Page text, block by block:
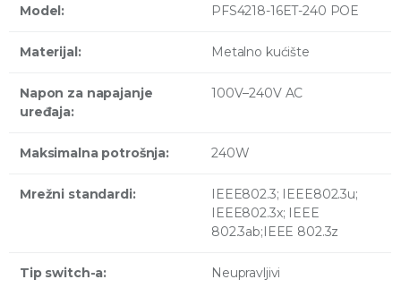
Model: PFS4218-16ET-240 POE
Materijal: Metalno kućište
Napon za napajanje
uređaja:
100V–240V AC
Maksimalna potrošnja: 240W
Mrežni standardi:
IEEE802.3; IEEE802.3u;
IEEE802.3x; IEEE
802.3ab;IEEE 802.3z
Tip switch-a: Neupravljivi